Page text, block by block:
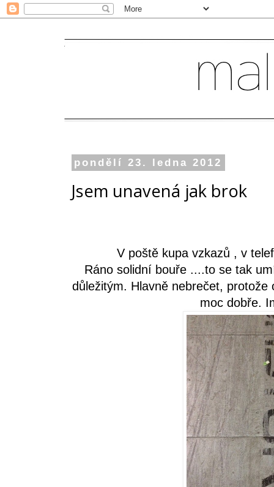
pondělí 23. ledna 2012
Jsem unavená jak brok
V poště kupa vzkazů , v
Ráno solidní bouře ....to se tak
důležitým. Hlavně nebrečet,
moc dobře.